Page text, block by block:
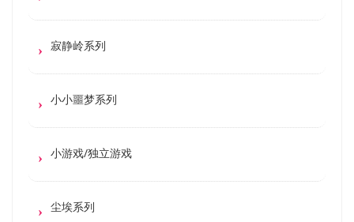
寂静岭系列
小小噩梦系列
小游戏/独立游戏
尘埃系列